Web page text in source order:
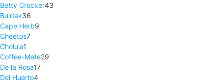
Betty Crocker43
Buldak36
Cape Herb9
Cheetos7
Cholula1
Coffee-Mate29
De la Rosa17
Del Huerto4